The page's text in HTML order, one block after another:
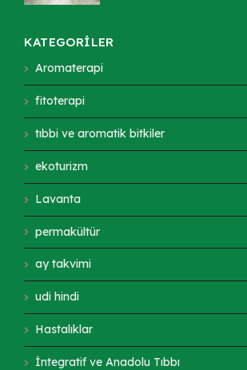
KATEGORİLER
Aromaterapi
fitoterapi
tıbbi ve aromatik bitkiler
ekoturizm
Lavanta
permakültür
ay takvimi
udi hindi
Hastalıklar
İntegratif ve Anadolu Tıbbı